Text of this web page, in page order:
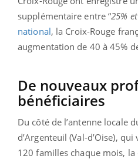
supplémentaire entre “25%
national, la Croix-Rouge
augmentation de 40 à 45%
De nouveaux
bénéficiaires
Du côté de l’antenne locale
d’Argenteuil (Val-d’Oise),
120 familles chaque mois, la